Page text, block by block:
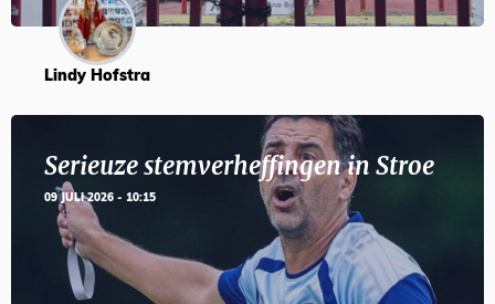
Lindy Hofstra
Serieuze stemverheffingen in Stroe
09 JULI 2026 - 10:15